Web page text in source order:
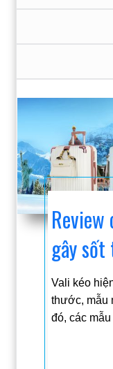
gây
Vali kéo
thước, mẫu
đó, các